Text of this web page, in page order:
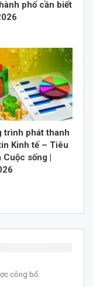
phố cần biết
trình phát thanh
Kinh tế – Tiêu
Cuộc sống |
công bố.